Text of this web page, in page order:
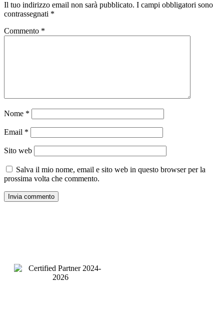
Il tuo indirizzo email non sarà pubblicato. I campi obbligatori sono
contrassegnati *
Commento *
Nome *
Email *
Sito web
Salva il mio nome, email e sito web in questo browser per la
prossima volta che commento.